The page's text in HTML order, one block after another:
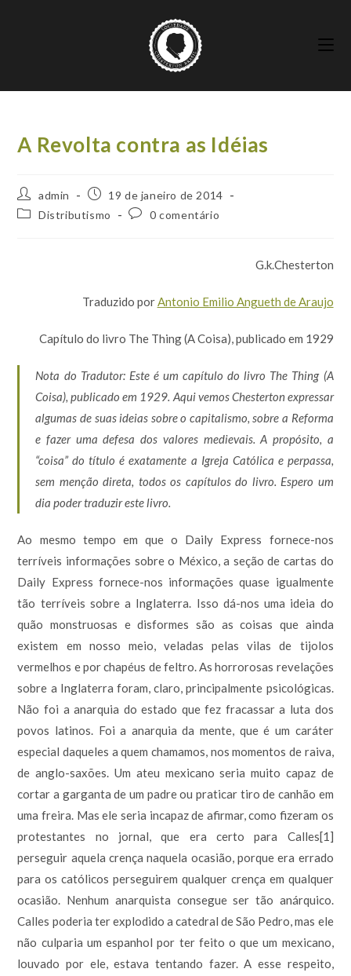
A Revolta contra as Idéias
Autor
do
post:
admin
Post
publicado:
19 de janeiro de 2014
Categoria
Distributismo
Comentários
0 comentário
G.k.Chesterton
Traduzido porAntonio Emilio Angueth de Araujo
Capítulo do livro The Thing (A Coisa), publicado em 1929
Nota do Tradutor: Este é um capítulo do livro The Thing (A
Coisa), publicado em 1929. Aqui vemos Chesterton expressar
algumas de suas ideias sobre o capitalismo, sobre a Reforma
e fazer uma defesa dos valores medievais. A propósito, a
“coisa” do título é exatamente a Igreja Católica e perpassa,
sem menção direta, todos os capítulos do livro. Espero um
dia poder traduzir este livro.
Ao mesmo tempo em que o Daily Express fornece-nos
terríveis informações sobre o México, a seção de cartas do
Daily Express fornece-nos informações quase igualmente
tão terríveis sobre a Inglaterra. Isso dá-nos uma ideia do
quão monstruosas e disformes são as coisas que ainda
existem em nosso meio, veladas pelas vilas de tijolos
vermelhos e por chapéus de feltro. As horrorosas revelações
sobre a Inglaterra foram, claro, principalmente psicológicas.
Não foi a anarquia do estado que fez fracassar a luta dos
povos latinos. Foi a anarquia da mente, que é um caráter
especial daqueles a quem chamamos, nos momentos de raiva,
de anglo-saxões. Um ateu mexicano seria muito capaz de
cortar a garganta de um padre ou praticar tiro de canhão em
uma freira. Mas ele seria incapaz de afirmar, como fizeram os
protestantes no jornal, que era certo para Calles[1]
perseguir aquela crença naquela ocasião, porque era errado
para os católicos perseguirem qualquer crença em qualquer
ocasião. Nenhum anarquista consegue ser tão anárquico.
Calles poderia ter explodido a catedral de São Pedro, mas ele
não culparia um espanhol por ter feito o que um mexicano,
louvado por ele, estava tentando fazer. A esse respeito,